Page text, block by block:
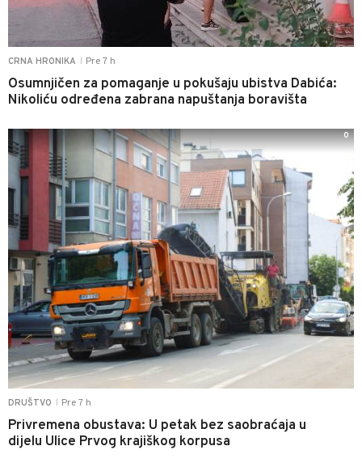
CRNA HRONIKA Pre 7 h
Osumnjičen za pomaganje u pokušaju ubistva Dabića:
Nikoliću određena zabrana napuštanja boravišta
DRUŠTVO Pre 7 h
Privremena obustava: U petak bez saobraćaja u
dijelu Ulice Prvog krajiškog korpusa
0